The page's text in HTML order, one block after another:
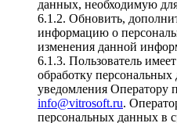
данных, необходимую
6.1.2. Обновить,
информацию о
изменения данной
6.1.3. Пользователь
обработку
уведомления Оператору
info@vitrosoft.ru.
персональных данных в